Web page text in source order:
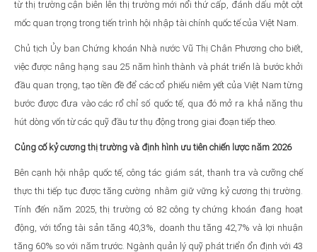
từ thị trường cận biên lên thị trường mới nổi thứ cấp, đánh dấu một cột
mốc quan trọng trong tiến trình hội nhập tài chính quốc tế của Việt Nam.
Chủ tịch Ủy ban Chứng khoán Nhà nước Vũ Thị Chân Phương cho biết,
việc được nâng hạng sau 25 năm hình thành và phát triển là bước khởi
đầu quan trọng, tạo tiền đề để các cổ phiếu niêm yết của Việt Nam từng
bước được đưa vào các rổ chỉ số quốc tế, qua đó mở ra khả năng thu
hút dòng vốn từ các quỹ đầu tư thụ động trong giai đoạn tiếp theo.
Củng cố kỷ cương thị trường và định hình ưu tiên chiến lược năm 2026
Bên cạnh hội nhập quốc tế, công tác giám sát, thanh tra và cưỡng chế
thực thi tiếp tục được tăng cường nhằm giữ vững kỷ cương thị trường.
Tính đến năm 2025, thị trường có 82 công ty chứng khoán đang hoạt
động, với tổng tài sản tăng 40,3%, doanh thu tăng 42,7% và lợi nhuận
tăng 60% so với năm trước. Ngành quản lý quỹ phát triển ổn định với 43